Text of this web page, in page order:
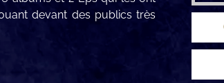
devant des publics très